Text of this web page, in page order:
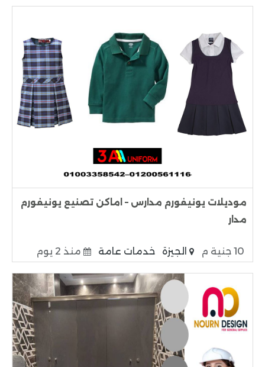
موديلات يونيفورم مدارس – اماكن تصنيع يونيفورم
مدار
10 جنية م الجيزة خدمات عامة منذ 2 يوم